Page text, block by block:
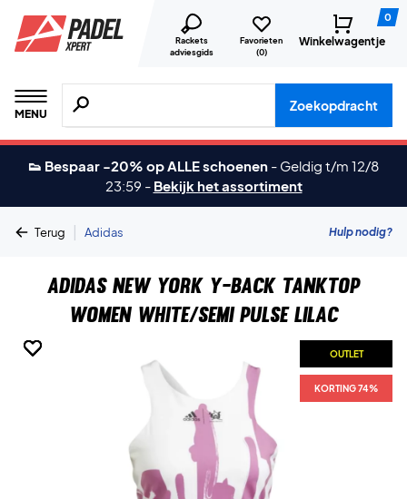
Rackets
adviesgids
Favorieten
(0)
0
Winkelwagentje
MENU
Zoeken naar producten, merken etc.
Zoekopdracht
👟 Bespaar -20% op ALLE schoenen - Geldig t/m 12/8
23:59 - Bekijk het assortiment
Terug | Adidas Hulp nodig?
Adidas New York Y-Back Tanktop
Women White/Semi Pulse Lilac
OUTLET
KORTING 74%
OUTLET
KORTING 74%
OUTLET
KORTING 74%
OUTLET
KORTING 74%
OUTLET
KORTING 74%
OUTLET
KORTING 74%